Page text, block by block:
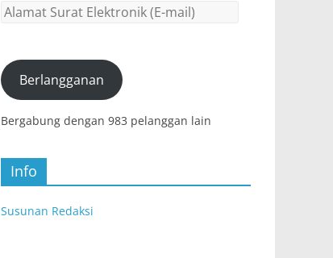
Alamat
(E-
mail)Berlangganan
Bergabung dengan 983 pelanggan lain
Info
Susunan Redaksi